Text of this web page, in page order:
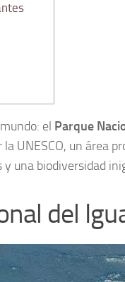
el Parque
UNESCO, un área
una biodiversidad
del